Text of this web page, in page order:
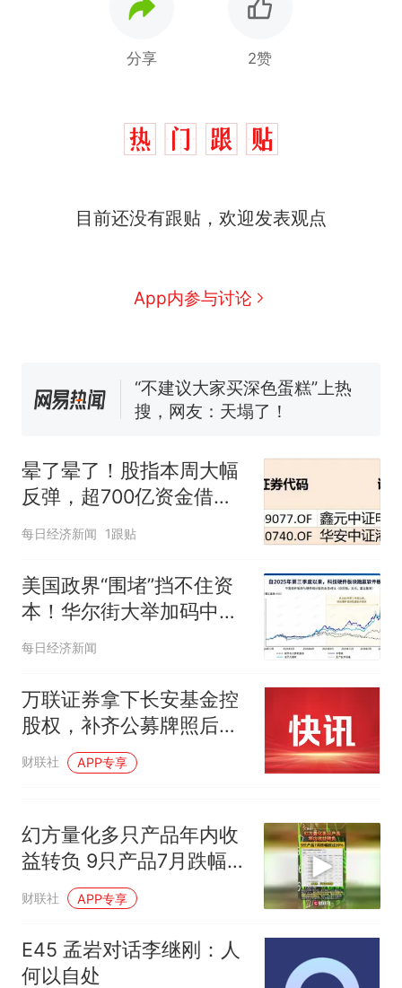
分享 2赞
目前还没有跟贴，欢迎发表观点
App内参与讨论
热
十多万人报名的考试，成绩
交5060元才肯搬上楼！女子傻
佛山一中学招聘物理教师，笔
试前13名均遭淘汰？教育局：
“不建议大家买深色蛋糕”上热
搜，网友：天塌了！
全部作废，公平么？
晕了晕了！股指本周大幅
反弹，超700亿资金借
ETF落袋为安，但这些板
每日经济新闻 1跟贴
美国政界“围堵”挡不住资
本！华尔街大举加码中国
“硬科技”：光通信ETF半
业，250亿美元明星ETF
重仓长鑫科技
每日经济新闻
万联证券拿下长安基金控
股权，补齐公募牌照后如
何发力？
财联社 APP专享
幻方量化多只产品年内收
益转负 9只产品7月跌幅超
过20%
财联社 APP专享
E45 孟岩对话李继刚：人
何以自处